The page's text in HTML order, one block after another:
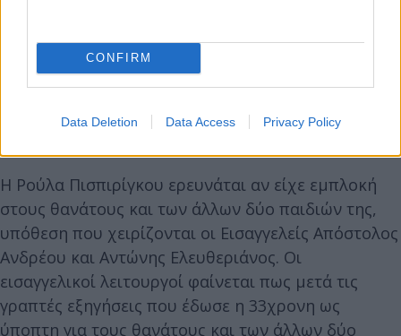
CONFIRM
Data Deletion Data Access Privacy Policy
Η Ρούλα Πισπιρίγκου ερευνάται αν είχε εμπλοκή
στους θανάτους και των άλλων δύο παιδιών της,
υπόθεση που χειρίζονται οι Εισαγγελείς Απόστολος
Ανδρέου και Αντώνης Ελευθεριάνος. Οι
εισαγγελικοί λειτουργοί φαίνεται πως μετά τις
γραπτές εξηγήσεις που έδωσε η 33χρονη ως
ύποπτη για τους θανάτους και των άλλων δύο